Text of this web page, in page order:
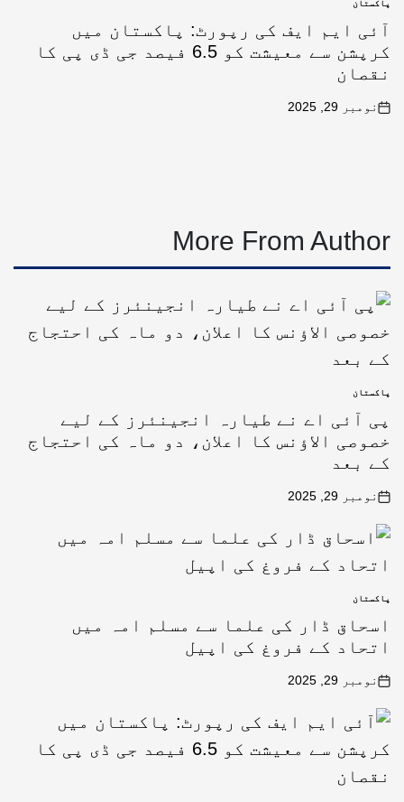
پاکستان
آئی ایم ایف کی رپورٹ: پاکستان میں
کرپشن سے معیشت کو 6.5 فیصد جی ڈی پی کا
نقصان
نومبر 29, 2025
More From Author
پاکستان
پی آئی اے نے طیارہ انجینئرز کے لیے
خصوصی الاؤنس کا اعلان، دو ماہ کی احتجاج
کے بعد
نومبر 29, 2025
پاکستان
اسحاق ڈار کی علما سے مسلم امہ میں
اتحاد کے فروغ کی اپیل
نومبر 29, 2025